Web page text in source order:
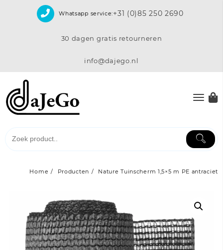
Whatsapp service:+31 (0)85 250 2690
30 dagen gratis retourneren
info@dajego.nl
Home Producten Nature Tuinscherm 1,5×5 m PE antraciet